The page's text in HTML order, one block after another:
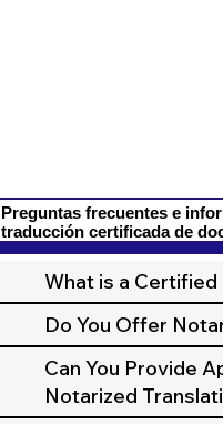
Preguntas frecuentes e
traducción certificada de
What is a Certified
Do You Offer
Can You Provide
Notarized